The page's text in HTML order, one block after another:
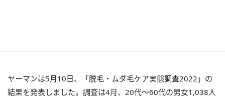
ヤーマンは5月10日、「脱毛・ムダ毛ケア実態調査2022」の
結果を発表しました。調査は4月、20代～60代の男女1,038人